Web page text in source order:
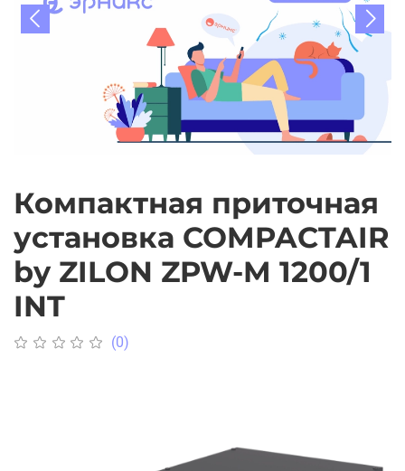
Компактная приточная
установка COMPACTAIR
by ZILON ZPW-M 1200/1
INT
(0)